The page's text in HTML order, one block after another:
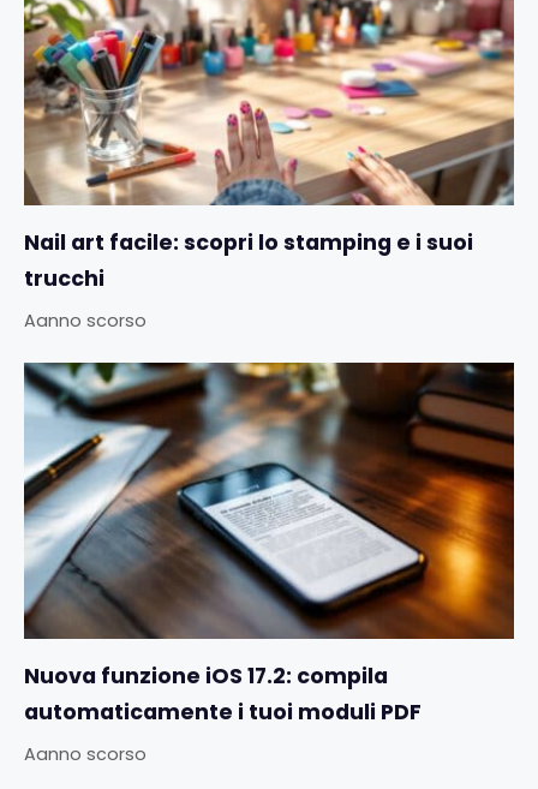
Nail art facile: scopri lo stamping e i suoi
trucchi
Aanno scorso
Nuova funzione iOS 17.2: compila
automaticamente i tuoi moduli PDF
Aanno scorso